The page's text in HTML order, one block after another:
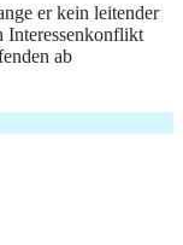
er kein leitender
Interessenkonflikt
ab